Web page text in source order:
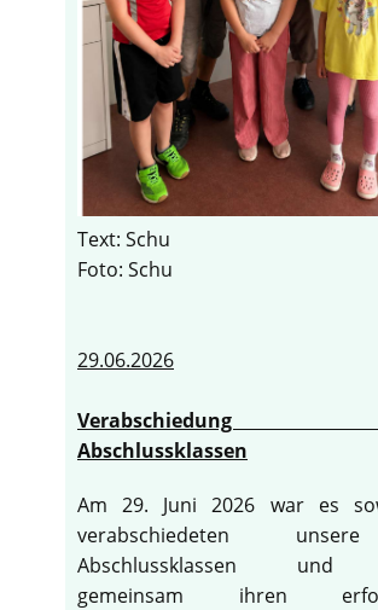
Text: Schu
Foto: Schu
29.06.2026
Verabschiedung
Abschlussklassen
Am 29. Juni 2026 war es
verabschiedeten
Abschlussklassen und
gemeinsam ihren